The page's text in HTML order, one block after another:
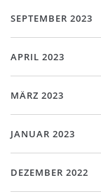
SEPTEMBER 2023
APRIL 2023
MÄRZ 2023
JANUAR 2023
DEZEMBER 2022